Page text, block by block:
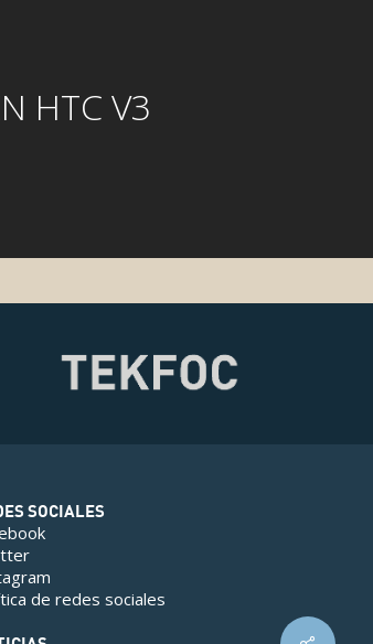
HTC V3
SOCIALES
de redes sociales